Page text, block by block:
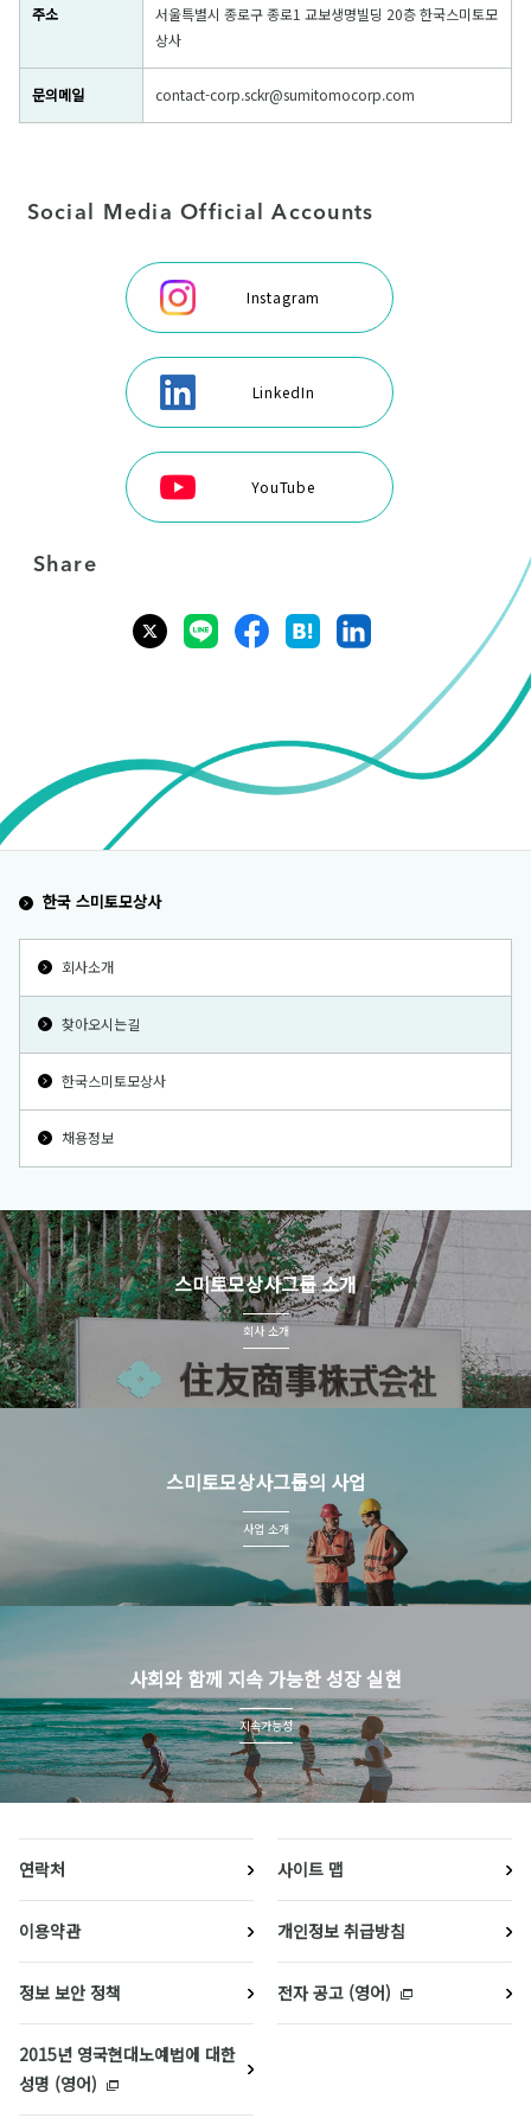
주소
서울특별시 종로구 종로1 교보생명빌딩 20층 한국스미토모
상사
문의메일 contact-corp.sckr@sumitomocorp.com
Social Media Official Accounts
Instagram
LinkedIn
YouTube
Share
한국 스미토모상사
회사소개
찾아오시는길
한국스미토모상사
채용정보
스미토모상사그룹 소개
회사 소개
스미토모상사그룹의 사업
사업 소개
사회와 함께 지속 가능한 성장 실현
지속가능성
연락처 사이트 맵
이용약관 개인정보 취급방침
정보 보안 정책 전자 공고 (영어)
2015년 영국현대노예법에 대한
성명 (영어)